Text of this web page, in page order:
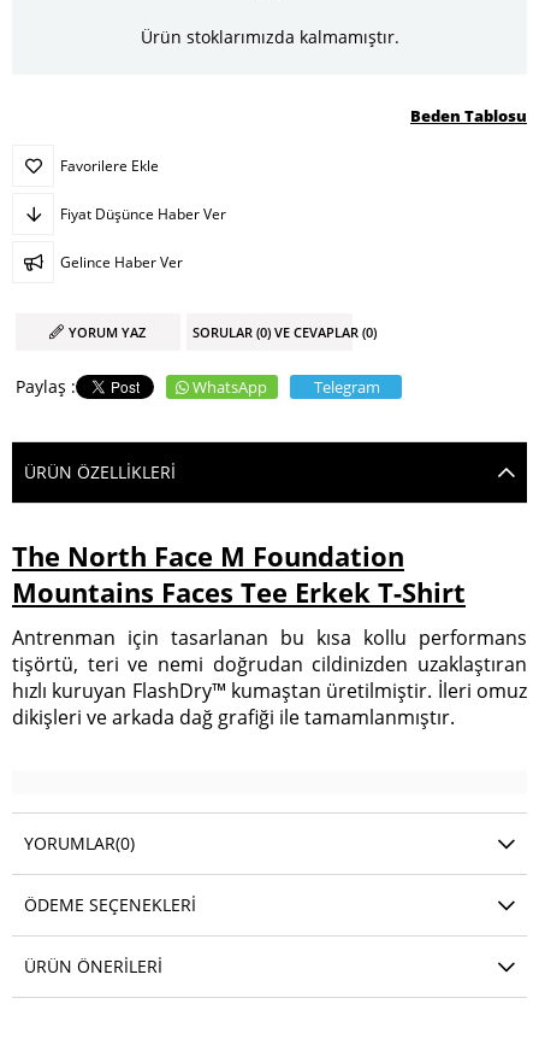
Ürün stoklarımızda kalmamıştır.
Beden Tablosu
Favorilere Ekle
Fiyat Düşünce Haber Ver
Gelince Haber Ver
YORUM YAZ SORULAR (0) VE CEVAPLAR (0)
WhatsApp Telegram
ÜRÜN ÖZELLIKLERI
The North Face M Foundation
Mountains Faces Tee Erkek T-Shirt
Antrenman için tasarlanan bu kısa kollu performans
tişörtü, teri ve nemi doğrudan cildinizden uzaklaştıran
hızlı kuruyan FlashDry™ kumaştan üretilmiştir. İleri omuz
dikişleri ve arkada dağ grafiği ile tamamlanmıştır.
YORUMLAR(0)
ÖDEME SEÇENEKLERI
ÜRÜN ÖNERILERI